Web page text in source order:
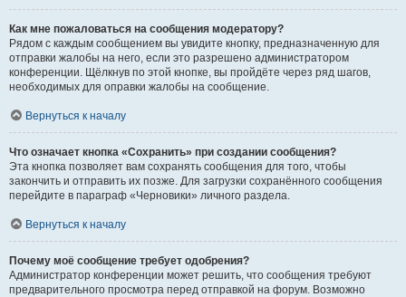
Как мне пожаловаться на сообщения модератору?
Рядом с каждым сообщением вы увидите кнопку, предназначенную для
отправки жалобы на него, если это разрешено администратором
конференции. Щёлкнув по этой кнопке, вы пройдёте через ряд шагов,
необходимых для оправки жалобы на сообщение.
Вернуться к началу
Что означает кнопка «Сохранить» при создании сообщения?
Эта кнопка позволяет вам сохранять сообщения для того, чтобы
закончить и отправить их позже. Для загрузки сохранённого сообщения
перейдите в параграф «Черновики» личного раздела.
Вернуться к началу
Почему моё сообщение требует одобрения?
Администратор конференции может решить, что сообщения требуют
предварительного просмотра перед отправкой на форум. Возможно